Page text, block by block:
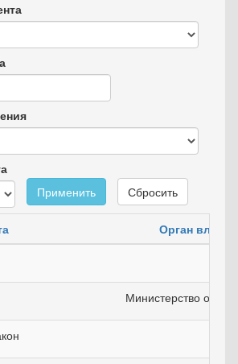
Применить
Сбросить
Орган власти
Министерство